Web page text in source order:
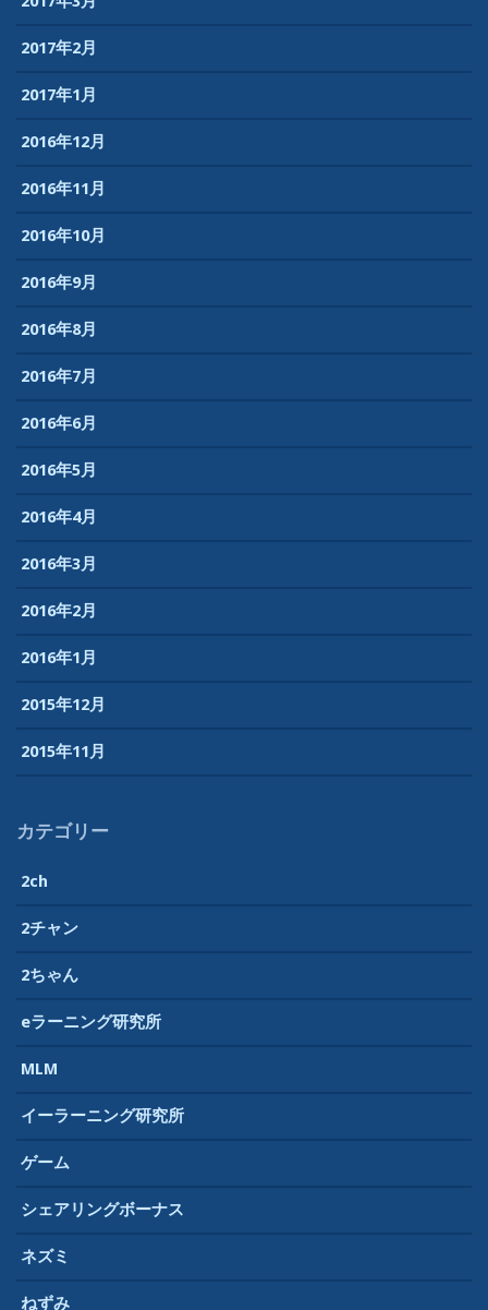
2017年2月
2017年1月
2016年12月
2016年11月
2016年10月
2016年9月
2016年8月
2016年7月
2016年6月
2016年5月
2016年4月
2016年3月
2016年2月
2016年1月
2015年12月
2015年11月
カテゴリー
2ch
2チャン
2ちゃん
eラーニング研究所
MLM
イーラーニング研究所
ゲーム
シェアリングボーナス
ネズミ
ねずみ